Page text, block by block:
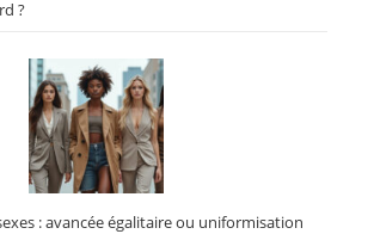
?
: avancée égalitaire ou uniformisation